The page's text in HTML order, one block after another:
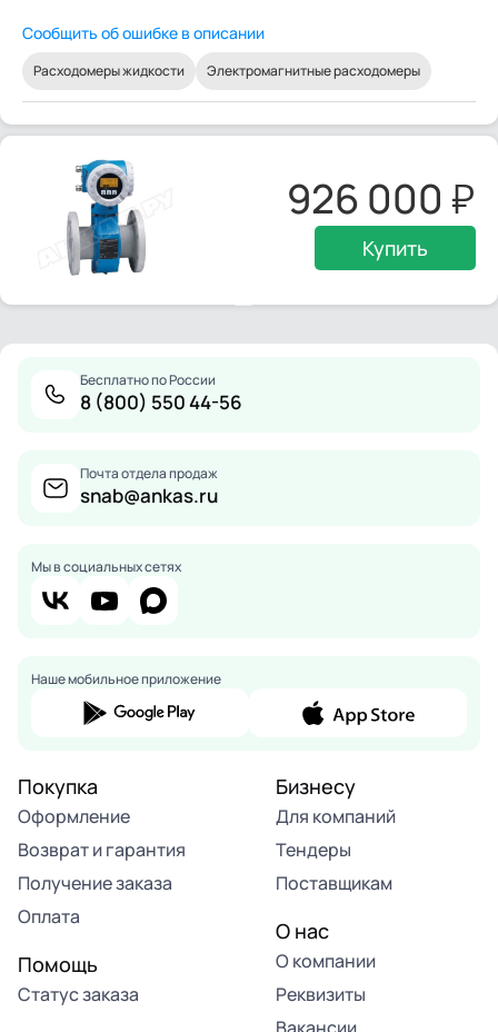
Сообщить об ошибке в описании
Расходомеры жидкости Электромагнитные расходомеры
926 000
Купить
Бесплатно по России
8 (800) 550 44-56
Почта отдела продаж
snab@ankas.ru
Мы в социальных сетях
Наше мобильное приложение
Покупка
Оформление
Возврат и гарантия
Получение заказа
Оплата
Помощь
Статус заказа
Бизнесу
Для компаний
Тендеры
Поставщикам
О нас
О компании
Реквизиты